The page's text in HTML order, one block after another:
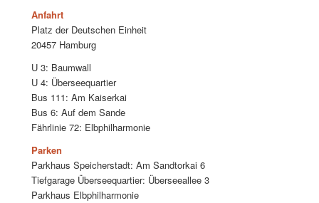
Anfahrt
Platz der Deutschen Einheit
20457 Hamburg
U 3: Baumwall
U 4: Überseequartier
Bus 111: Am Kaiserkai
Bus 6: Auf dem Sande
Fährlinie 72: Elbphilharmonie
Parken
Parkhaus Speicherstadt: Am Sandtorkai 6
Tiefgarage Überseequartier: Überseeallee 3
Parkhaus Elbphilharmonie